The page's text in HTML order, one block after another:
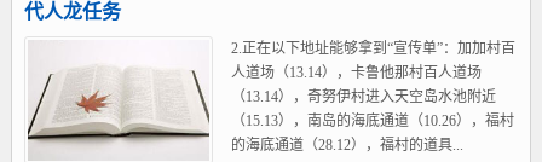
代人龙任务
2.正在以下地址能够拿到“宣传单”：加加村百
人道场（13.14），卡鲁他那村百人道场
（13.14），奇努伊村进入天空岛水池附近
（15.13），南岛的海底通道（10.26），福村
的海底通道（28.12），福村的道具...